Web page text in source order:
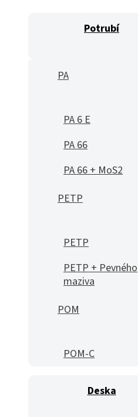
Potrubí
PA
PA 6 E
PA 66
PA 66 + MoS2
PETP
PETP
PETP + Pevného
maziva
POM
POM-C
Deska